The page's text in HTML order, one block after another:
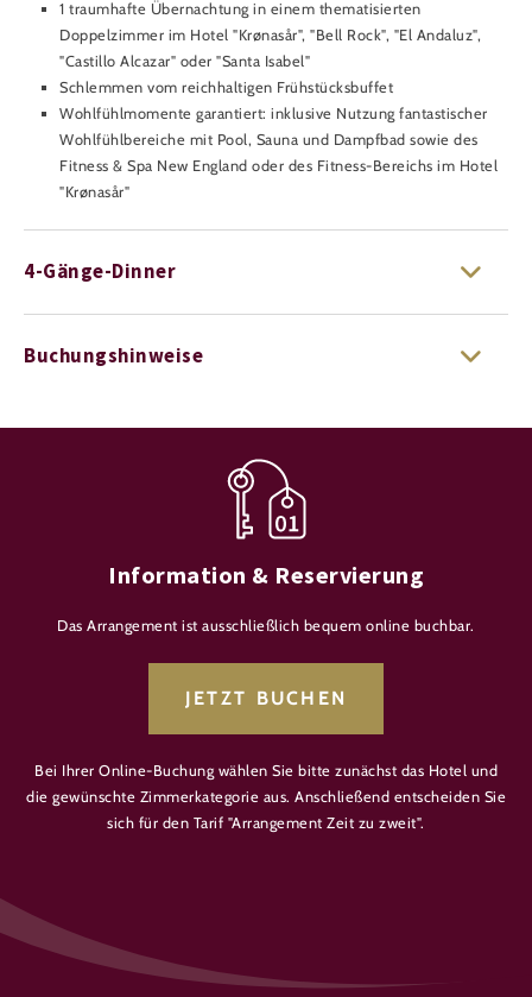
1 traumhafte Übernachtung in einem thematisierten
Doppelzimmer im Hotel "Krønasår", "Bell Rock", "El Andaluz",
"Castillo Alcazar" oder "Santa Isabel"
Schlemmen vom reichhaltigen Frühstücksbuffet
Wohlfühlmomente garantiert: inklusive Nutzung fantastischer
Wohlfühlbereiche mit Pool, Sauna und Dampfbad sowie des
Fitness & Spa New England oder des Fitness-Bereichs im Hotel
"Krønasår"
4-Gänge-Dinner
Buchungshinweise
Information & Reservierung
Das Arrangement ist ausschließlich bequem online buchbar.
JETZT BUCHEN
Bei Ihrer Online-Buchung wählen Sie bitte zunächst das Hotel und
die gewünschte Zimmerkategorie aus. Anschließend entscheiden Sie
sich für den Tarif "Arrangement Zeit zu zweit".